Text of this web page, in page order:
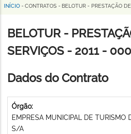
Horizonte
Trilha
de
navegação
INÍCIO - CONTRATOS - BELOTUR - PRESTAÇÃO
BELOTUR -
SERVIÇOS - 2011 -
Dados do Contrato
Órgão:
EMPRESA MUNICIPAL DE TURISMO
S/A